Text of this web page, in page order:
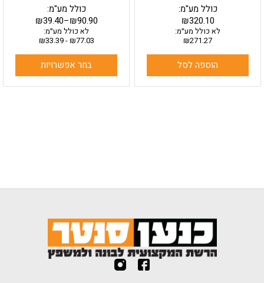
₪320.10
כולל מע"מ:
לא כולל מע״מ:
₪271.27
הוספה לסל
₪39.40–₪90.90
כולל מע"מ:
לא כולל מע״מ:
₪77.03
-
₪33.39
בחר אפשרויות